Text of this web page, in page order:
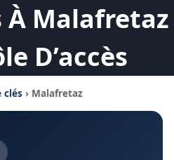
À Malafretaz
D’accès
clés › Malafretaz